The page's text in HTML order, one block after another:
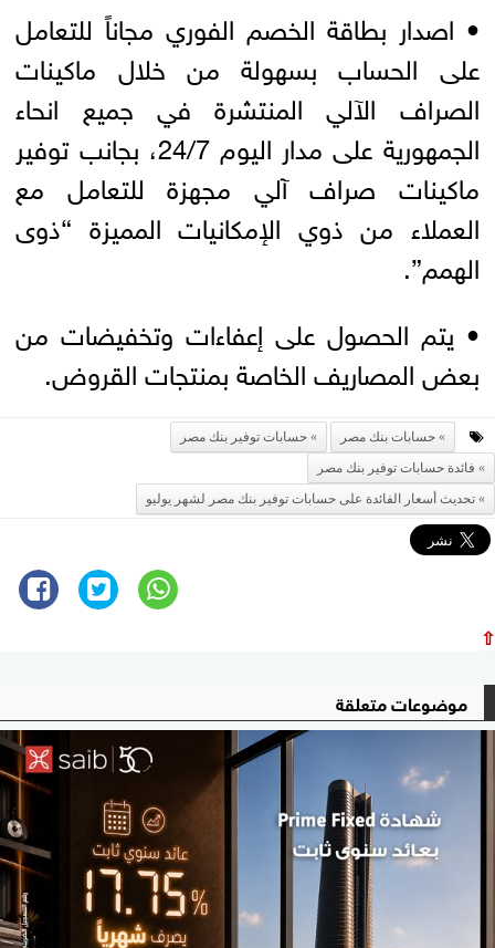
• اصدار بطاقة الخصم الفوري مجاناً للتعامل
على الحساب بسهولة من خلال ماكينات
الصراف الآلي المنتشرة في جميع انحاء
الجمهورية على مدار اليوم 24/7، بجانب توفير
ماكينات صراف آلي مجهزة للتعامل مع
العملاء من ذوي الإمكانيات المميزة “ذوى
الهمم”.
• يتم الحصول على إعفاءات وتخفيضات من
بعض المصاريف الخاصة بمنتجات القروض.
حسابات بنك مصر
حسابات توفير بنك مصر
فائدة حسابات توفير بنك مصر
تحديث أسعار الفائدة على حسابات توفير بنك مصر لشهر يوليو
⇧
موضوعات متعلقة